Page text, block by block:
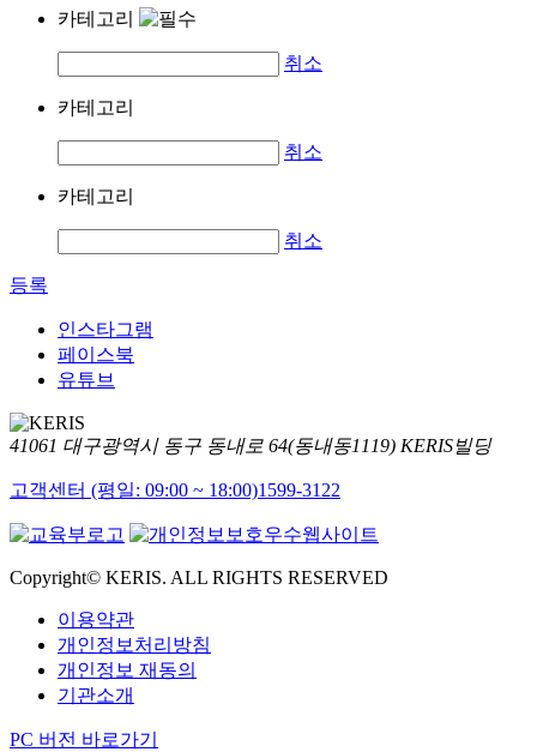
카테고리
취소
카테고리
취소
카테고리
취소
등록
인스타그램
페이스북
유튜브
41061 대구광역시 동구 동내로 64(동내동1119) KERIS빌딩
고객센터 (평일: 09:00 ~ 18:00)1599-3122
Copyright© KERIS. ALL RIGHTS RESERVED
이용약관
개인정보처리방침
개인정보 재동의
기관소개
PC 버전 바로가기